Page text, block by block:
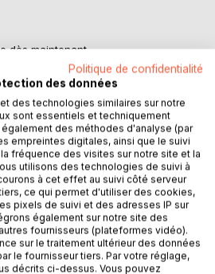
dès maintenant
AU PANIER
Politique de confidentialité
des données
des technologies similaires sur notre
sont essentiels et techniquement
des méthodes d'analyse (par
empreintes digitales, ainsi que le suivi
fréquence des visites sur notre site et la
utilisons des technologies de suivi à
à cet effet au suivi côté serveur
ce qui permet d'utiliser des cookies,
pixels de suivi et des adresses IP sur
également sur notre site des
fournisseurs (plateformes vidéo).
sur le traitement ultérieur des données
le fournisseur tiers. Par votre réglage,
décrits ci-dessus. Vous pouvez